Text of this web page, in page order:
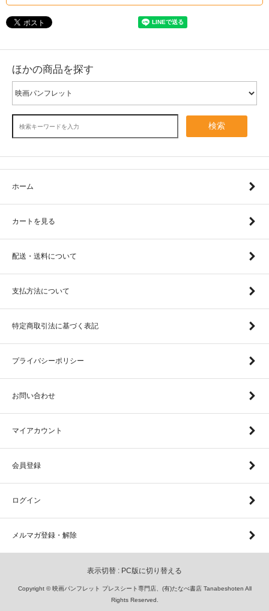
ほかの商品を探す
検索
ホーム
カートを見る
配送・送料について
支払方法について
特定商取引法に基づく表記
プライバシーポリシー
お問い合わせ
マイアカウント
会員登録
ログイン
メルマガ登録・解除
表示切替 : PC版に切り替える
Copyright © 映画パンフレット プレスシート専門店、(有)たなべ書店 Tanabeshoten All
Rights Reserved.